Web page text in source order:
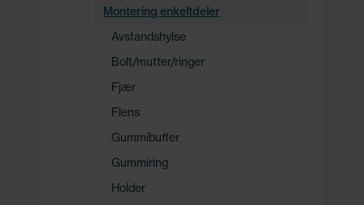
Montering enkeltdeler
Avstandshylse
Bolt/mutter/ringer
Fjær
Flens
Gummibuffer
Gummiring
Holder